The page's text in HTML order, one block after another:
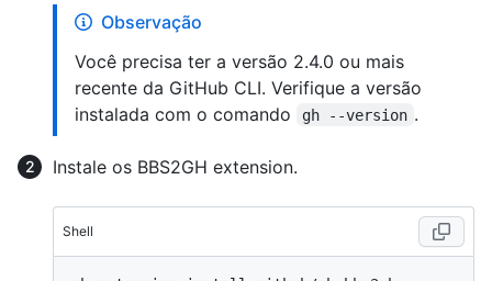
Observação
Você precisa ter a versão 2.4.0 ou mais
recente da GitHub CLI. Verifique a versão
instalada com o comando
gh --version .
Instale os BBS2GH extension.
Shell